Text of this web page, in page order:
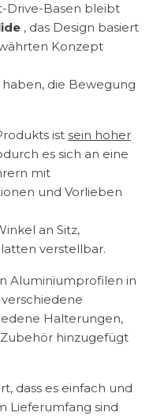
Drive-Basen bleibt
, das Design basiert
Konzept
die Bewegung
ist sein hoher
es sich an eine
mit
und Vorlieben
an Sitz,
verstellbar.
Aluminiumprofilen in
Halterungen,
hinzugefügt
dass es einfach und
Lieferumfang sind